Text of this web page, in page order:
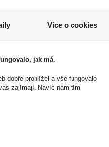
Classic Red U
Cena za:balení (10 ks)
Více o cookies
jak má.
dobře prohlížel a vše fungovalo
zajímají. Navíc nám tím